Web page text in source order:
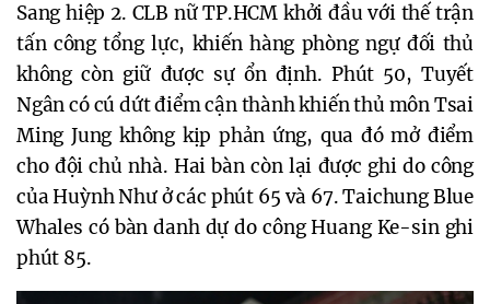
Sang hiệp 2. CLB nữ TP.HCM khởi đầu với thế trận
tấn công tổng lực, khiến hàng phòng ngự đối thủ
không còn giữ được sự ổn định. Phút 50, Tuyết
Ngân có cú dứt điểm cận thành khiến thủ môn Tsai
Ming Jung không kịp phản ứng, qua đó mở điểm
cho đội chủ nhà. Hai bàn còn lại được ghi do công
của Huỳnh Như ở các phút 65 và 67. Taichung Blue
Whales có bàn danh dự do công Huang Ke-sin ghi
phút 85.